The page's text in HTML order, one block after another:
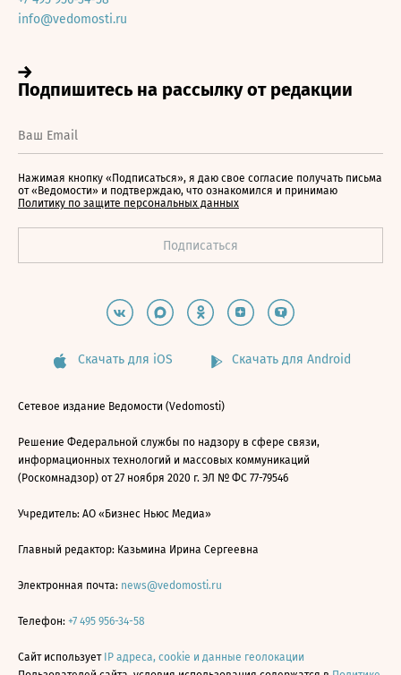
info@vedomosti.ru
Нажимая кнопку «Подписаться», я даю свое согласие получать письма
от «Ведомости» и подтверждаю, что ознакомился и принимаю
Политику по защите персональных данных
Скачать для iOS Скачать для Android
Сетевое издание Ведомости (Vedomosti)
Решение Федеральной службы по надзору в сфере связи,
информационных технологий и массовых коммуникаций
(Роскомнадзор) от 27 ноября 2020 г. ЭЛ № ФС 77-79546
Учредитель: АО «Бизнес Ньюс Медиа»
Главный редактор: Казьмина Ирина Сергеевна
Электронная почта: news@vedomosti.ru
Телефон: +7 495 956-34-58
Сайт использует IP адреса, cookie и данные геолокации